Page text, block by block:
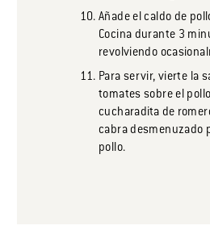
Añade el caldo de
Cocina durante 3
revolviendo
Para servir, vierte la
tomates sobre el
cucharadita de
cabra desmenuzado
pollo.